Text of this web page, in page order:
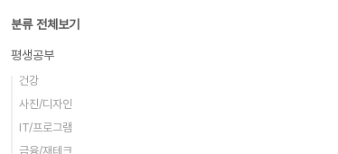
분류 전체보기
평생공부
건강
사진/디자인
IT/프로그램
금융/재테크